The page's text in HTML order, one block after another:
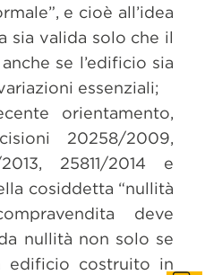
e cioè all’idea
sia valida solo che il
se l’edificio sia
essenziali;
orientamento,
20258/2009,
25811/2014 e
cosiddetta “nullità
deve
nullità non solo se
edificio costruito in